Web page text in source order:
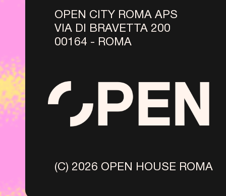
OPEN CITY ROMA APS
VIA DI BRAVETTA 200
00164 - ROMA
(C) 2026 OPEN HOUSE ROMA